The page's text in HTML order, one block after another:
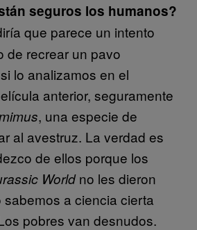
seguros los humanos?
que parece un intento
de recrear un pavo
lo analizamos en el
anterior, seguramente
, una especie de
al avestruz. La verdad es
de ellos porque los
Worldno les dieron
a ciencia cierta
pobres van desnudos.